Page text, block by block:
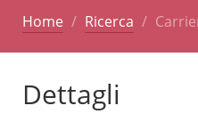
Home Ricerca
Dettagli